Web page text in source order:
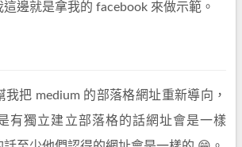
邊就是拿我的 facebook 來做示範。
把 medium 的部落格網址重新導向，
有獨立建立部落格的話網址會是一樣